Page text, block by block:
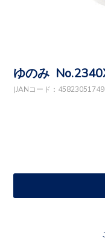
ゆのみ
(JANコード：